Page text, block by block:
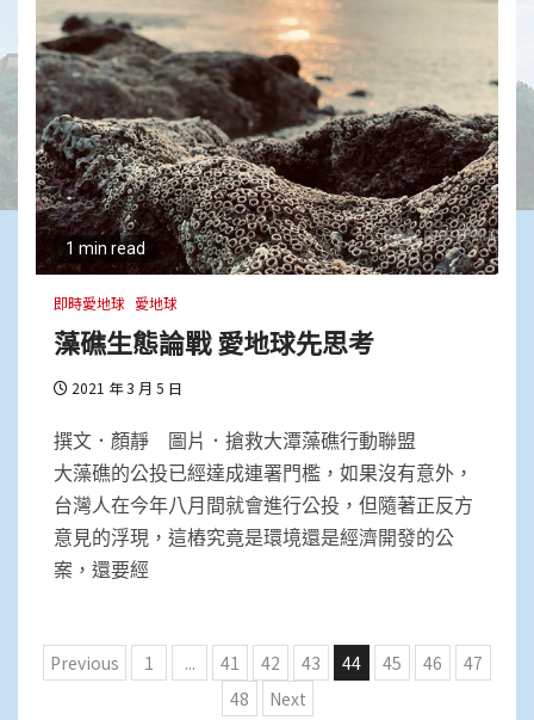
1 min read
即時愛地球 愛地球
藻礁生態論戰 愛地球先思考
2021 年 3 月 5 日
撰文．顏靜 圖片．搶救大潭藻礁行動聯盟
大藻礁的公投已經達成連署門檻，如果沒有意外，
台灣人在今年八月間就會進行公投，但隨著正反方
意見的浮現，這樁究竟是環境還是經濟開發的公
案，還要經
文
Previous 1 ... 41 42 43 44 45 46
47
48
Next